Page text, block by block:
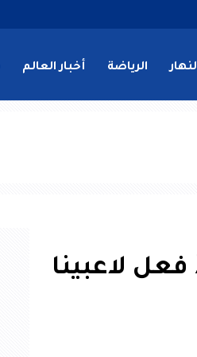
الرياضة أخبار العالم
فعل لاعبينا